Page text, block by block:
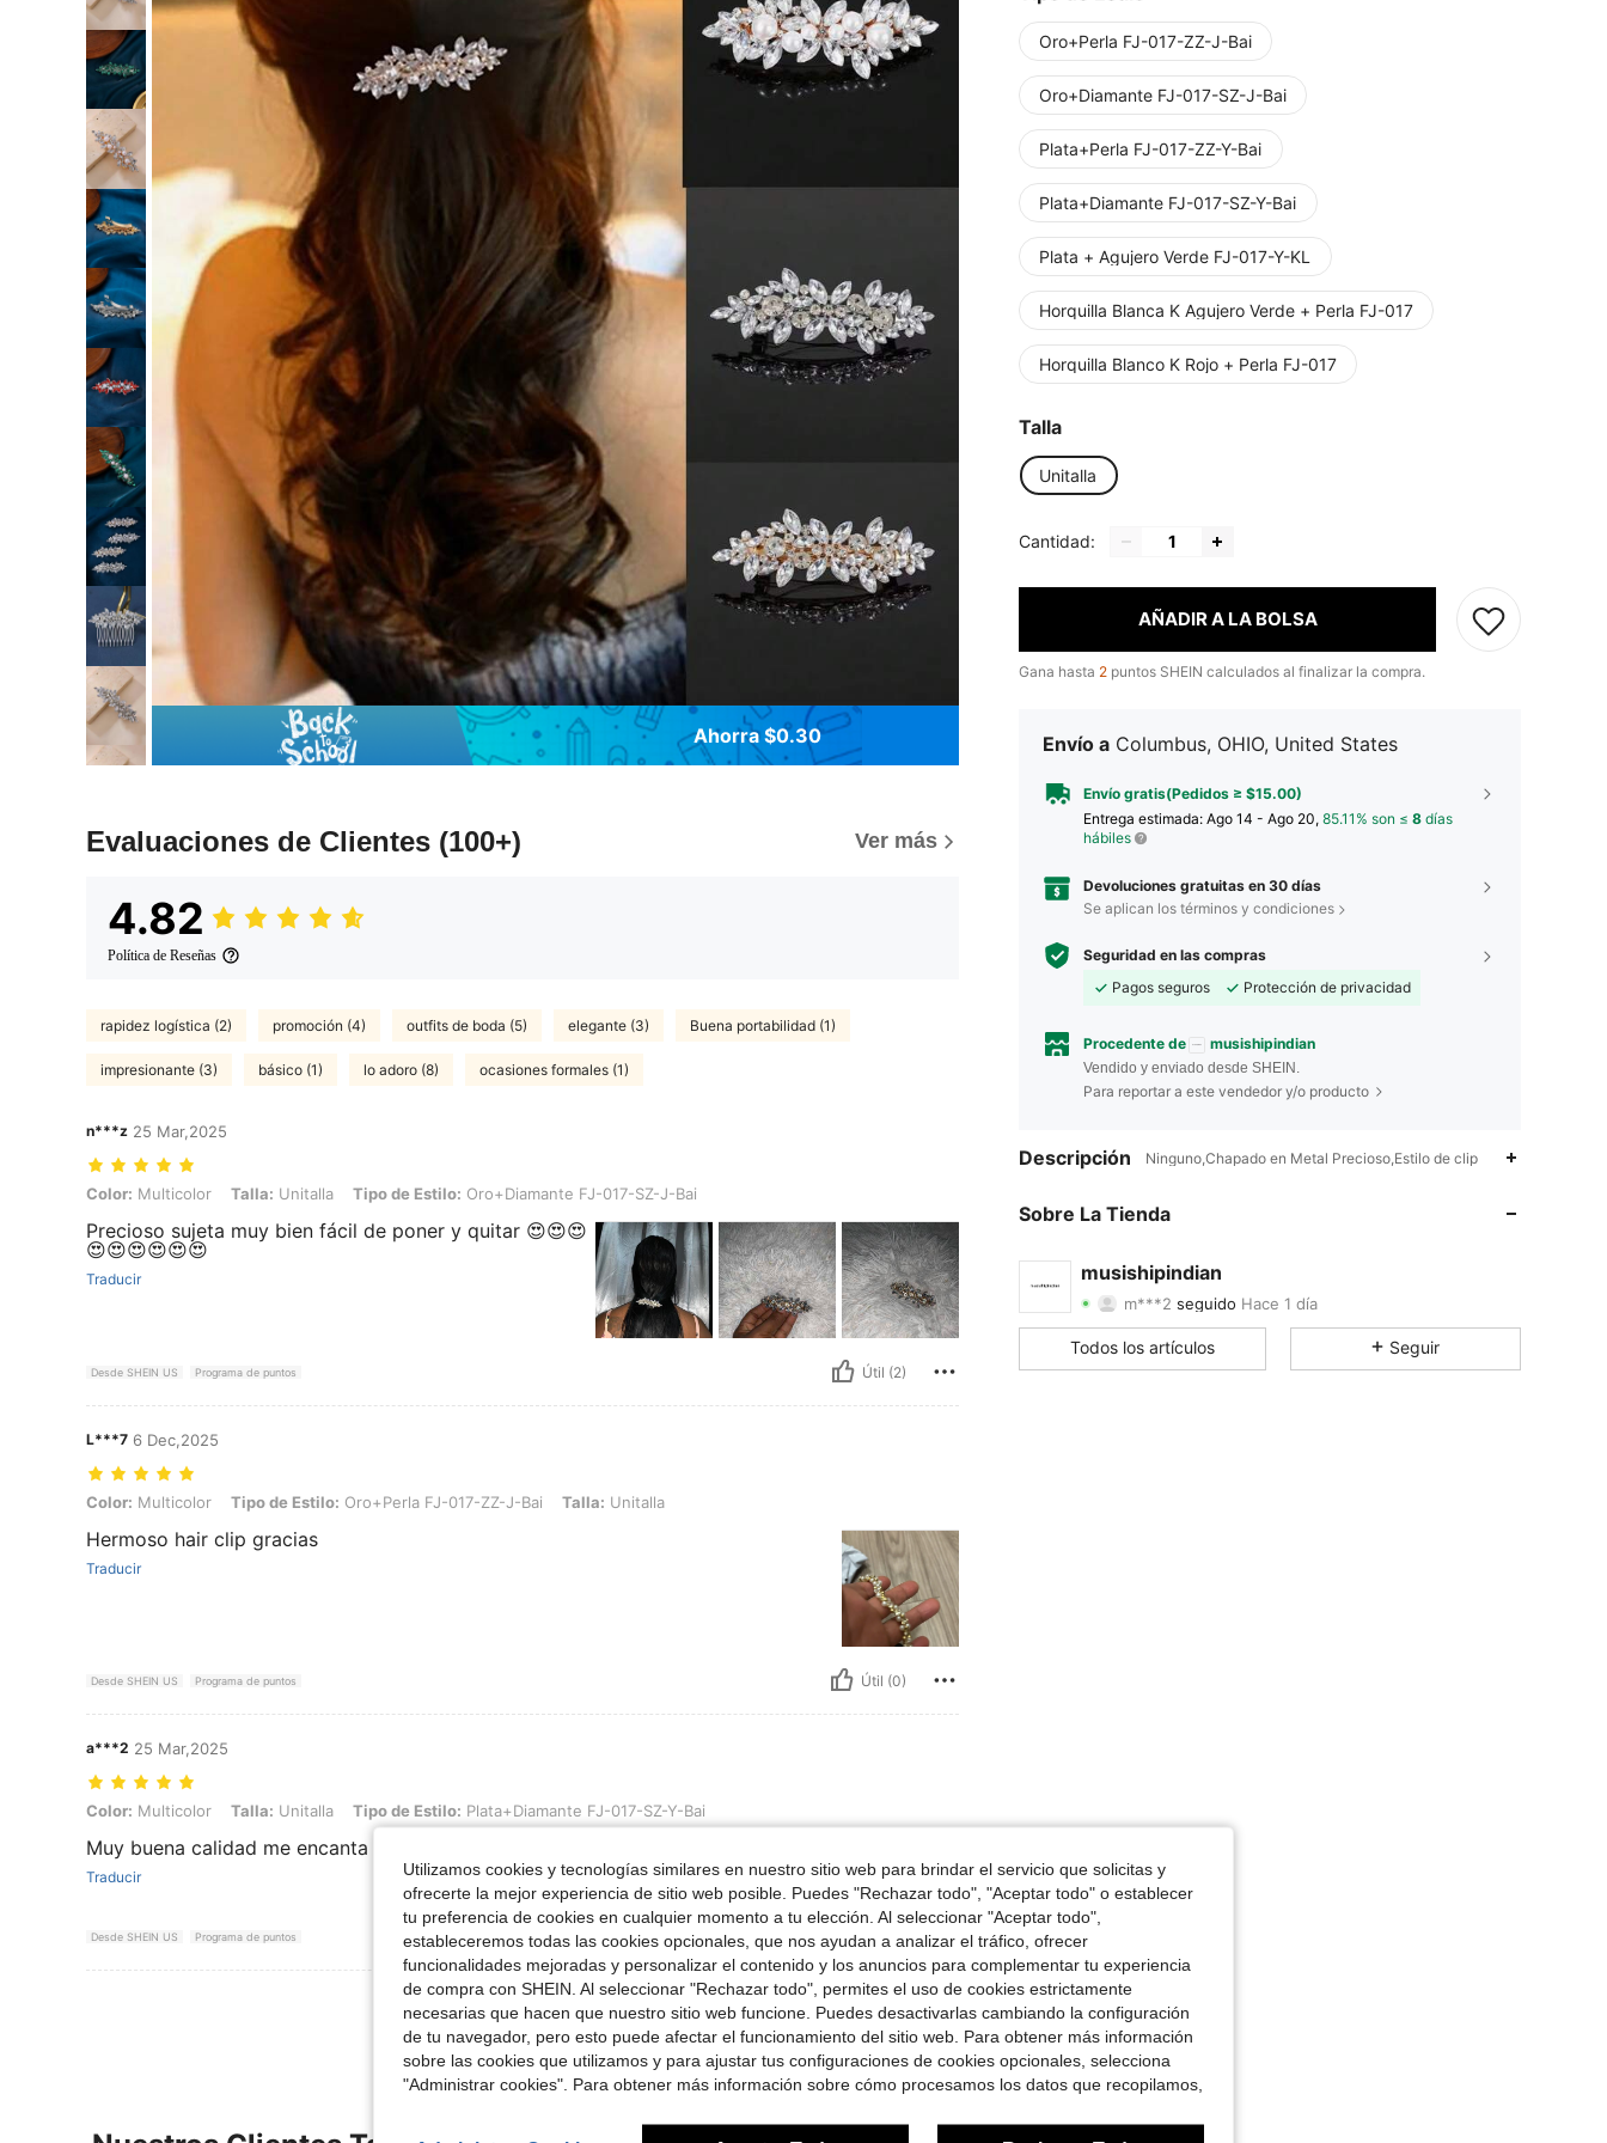
Ahorra $0.30
Evaluaciones de Clientes (100+) Ver más
4.82
Política de Reseñas
rapidez logística (2) promoción (4) outfits de boda (5) elegante (3) Buena portabilidad (1)
impresionante (3) básico (1) lo adoro (8) ocasiones formales (1)
n***z 25 Mar,2025
Color: Multicolor, Talla: Unitalla, Tipo de Estilo: Oro+Diamante FJ-017-SZ-J-Bai
Color: Multicolor Talla: Unitalla Tipo de Estilo: Oro+Diamante FJ-017-SZ-J-Bai
Precioso sujeta muy bien fácil de poner y quitar 😍😍😍
😍😍😍😍😍😍
Traducir
Desde SHEIN US Programa de puntos Útil (2)
L***7 6 Dec,2025
Color: Multicolor, Tipo de Estilo: Oro+Perla FJ-017-ZZ-J-Bai, Talla: Unitalla
Color: Multicolor Tipo de Estilo: Oro+Perla FJ-017-ZZ-J-Bai Talla: Unitalla
Hermoso hair clip gracias
Traducir
Desde SHEIN US Programa de puntos Útil (0)
a***2 25 Mar,2025
Color: Multicolor, Talla: Unitalla, Tipo de Estilo: Plata+Diamante FJ-017-SZ-Y-Bai
Color: Multicolor Talla: Unitalla Tipo de Estilo: Plata+Diamante FJ-017-SZ-Y-Bai
Muy buena calidad me encanta
Traducir
Desde SHEIN US Programa de puntos Útil (0)
Ver Más Reseñas
Oro+Perla FJ-017-ZZ-J-Bai
Oro+Diamante FJ-017-SZ-J-Bai
Plata+Perla FJ-017-ZZ-Y-Bai
Plata+Diamante FJ-017-SZ-Y-Bai
Plata + Agujero Verde FJ-017-Y-KL
Horquilla Blanca K Agujero Verde + Perla FJ-017
Horquilla Blanco K Rojo + Perla FJ-017
Talla
Unitalla
Cantidad:
AÑADIR A LA BOLSA
Gana hasta 2 puntos SHEIN calculados al finalizar la compra.
Envío a Columbus, OHIO, United States
Envío gratis(Pedidos ≥ $15.00)
Entrega estimada: Ago 14 - Ago 20, 85.11% son ≤ 8 días
hábiles
Devoluciones gratuitas en 30 días
Se aplican los términos y condiciones
Seguridad en las compras
Pagos seguros
Protección de privacidad
Procedente de musishipindian
Vendido y enviado desde SHEIN.
Para reportar a este vendedor y/o producto
Descripción Ninguno,Chapado en Metal Precioso,Estilo de clip
Sobre La Tienda
musishipindian
m***2seguido
4.90 Calificación 32Artículos
4.90
Todos los artículos Seguir
Utilizamos cookies y tecnologías similares en nuestro sitio web para brindar el servicio que solicitas y
ofrecerte la mejor experiencia de sitio web posible. Puedes "Rechazar todo", "Aceptar todo" o establecer
tu preferencia de cookies en cualquier momento a tu elección. Al seleccionar "Aceptar todo",
estableceremos todas las cookies opcionales, que nos ayudan a analizar el tráfico, ofrecer
funcionalidades mejoradas y personalizar el contenido y los anuncios para complementar tu experiencia
de compra con SHEIN. Al seleccionar "Rechazar todo", permites el uso de cookies estrictamente
necesarias que hacen que nuestro sitio web funcione. Puedes desactivarlas cambiando la configuración
de tu navegador, pero esto puede afectar el funcionamiento del sitio web. Para obtener más información
sobre las cookies que utilizamos y para ajustar tus configuraciones de cookies opcionales, selecciona
"Administrar cookies". Para obtener más información sobre cómo procesamos los datos que recopilamos,